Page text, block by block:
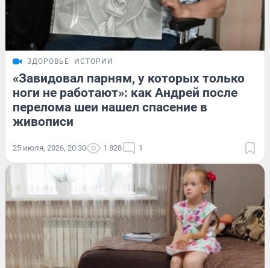
ЗДОРОВЬЕ ИСТОРИИ
«Завидовал парням, у которых только
ноги не работают»: как Андрей после
перелома шеи нашел спасение в
живописи
25 июля, 2026, 20:30 1 828 1